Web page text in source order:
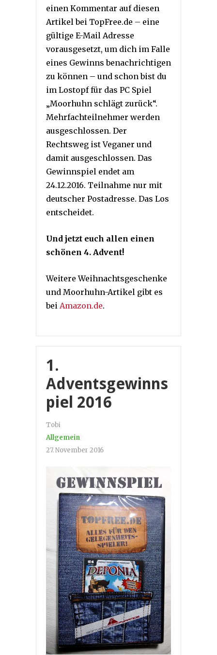
einen Kommentar auf diesen
Artikel bei TopFree.de – eine
gültige E-Mail Adresse
vorausgesetzt, um dich im Falle
eines Gewinns benachrichtigen
zu können – und schon bist du
im Lostopf für das PC Spiel
„Moorhuhn schlägt zurück“.
Mehrfachteilnehmer werden
ausgeschlossen. Der
Rechtsweg ist Veganer und
damit ausgeschlossen. Das
Gewinnspiel endet am
24.12.2016. Teilnahme nur mit
deutscher Postadresse. Das Los
entscheidet.
Und jetzt euch allen einen
schönen 4. Advent!
Weitere Weihnachtsgeschenke
und Moorhuhn-Artikel gibt es
bei Amazon.de.
1.
Adventsgewinns
piel 2016
Tobi
Allgemein
27. November 2016